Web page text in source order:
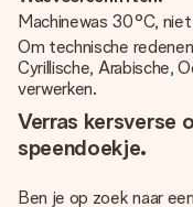
Machinewas 30°C,
Om technische
Cyrillische, Arabische,
verwerken.
Verras kersverse
speendoekje.
Ben je op zoek naar